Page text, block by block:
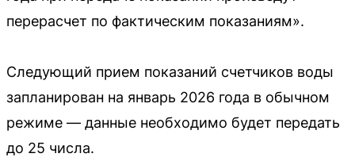
перерасчет по фактическим показаниям».
Следующий прием показаний счетчиков воды
запланирован на январь 2026 года в обычном
режиме — данные необходимо будет передать
до 25 числа.